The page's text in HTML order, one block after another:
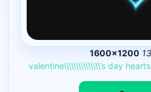
1600×1200
valentine\\\\\\\\\\\\\\\’s day hearts